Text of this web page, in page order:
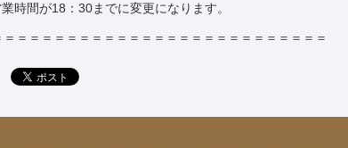
時間が18：30までに変更になります。
＝＝＝＝＝＝＝＝＝＝＝＝＝＝＝＝＝＝＝＝＝＝＝＝＝＝